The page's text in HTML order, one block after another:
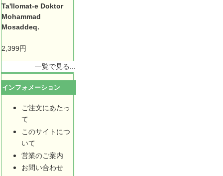
Ta'llomat-e Doktor
Mohammad
Mosaddeq.
2,399円
一覧で見る...
インフォメーション
ご注文にあたっ
て
このサイトにつ
いて
営業のご案内
お問い合わせ